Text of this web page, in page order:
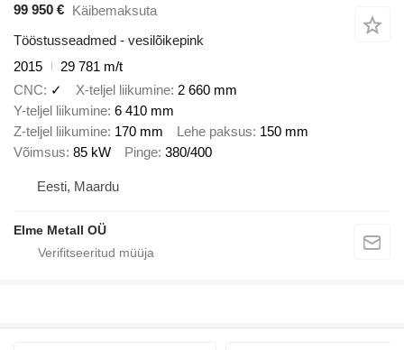
99 950 € Käibemaksuta
Tööstusseadmed - vesilõikepink
2015
29 781 m/t
CNC
✓ X-teljel liikumine 2 660 mm
Y-teljel liikumine 6 410 mm
Z-teljel liikumine 170 mm Lehe paksus 150 mm
Võimsus 85 kW Pinge 380/400
Eesti, Maardu
Elme Metall OÜ